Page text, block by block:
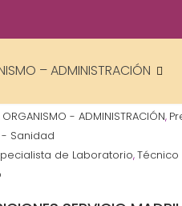
– ADMINISTRACIÓN
ORGANISMO - ADMINISTRACIÓN,
- Sanidad
de Laboratorio,Técnico